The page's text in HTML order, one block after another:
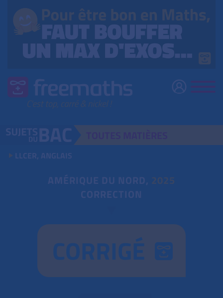
LLCER, ANGLAIS
AMÉRIQUE DU NORD, 2025
CORRECTION
CORRIGÉ